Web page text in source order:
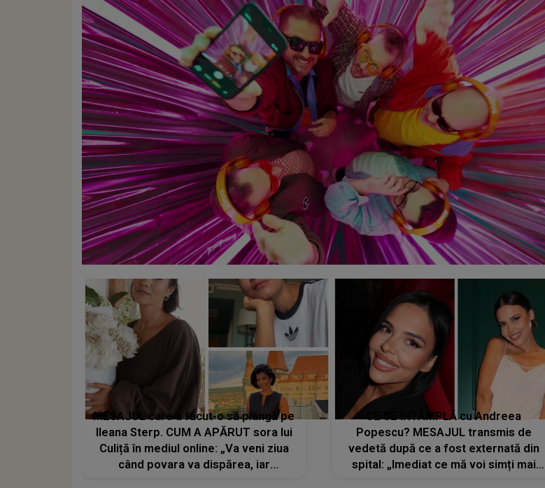
MESAJUL care a făcut-o să plângă pe
Ileana Sterp. CUM A APĂRUT sora lui
Culiță în mediul online: „Va veni ziua
când povara va dispărea, iar
CE SE ÎNTÂMPLĂ cu Andreea
Popescu? MESAJUL transmis de
vedetă după ce a fost externată din
spital: „Imediat ce mă voi simți mai